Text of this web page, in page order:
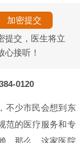
提交，医生将立
心接听！
0120
不少市民会想到东
范的医疗服务和专
。那么，这家医院